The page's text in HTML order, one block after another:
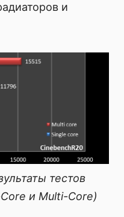
и
тестов
и Multi-Core)